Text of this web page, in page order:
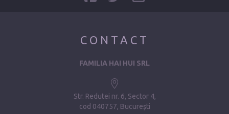
CONTACT
FAMILIA HAI HUI SRL
Str. Redutei nr. 6, Sector 4
cod 040757, București